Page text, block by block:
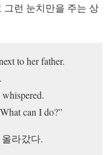
런 눈치만을 주는 상
to her father.
can I do?”
라갔다.